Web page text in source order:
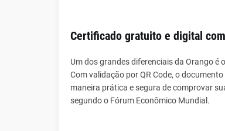
Certificado gratuito e digital
Um dos grandes diferenciais da Orango
Com validação por QR Code, o
maneira prática e segura de comprovar
segundo o Fórum Econômico Mundial.